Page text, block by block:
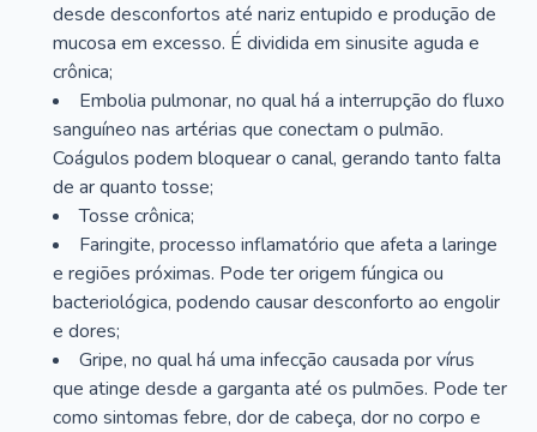
desde desconfortos até nariz entupido e produção de
mucosa em excesso. É dividida em sinusite aguda e
crônica;
Embolia pulmonar, no qual há a interrupção do fluxo
sanguíneo nas artérias que conectam o pulmão.
Coágulos podem bloquear o canal, gerando tanto falta
de ar quanto tosse;
Tosse crônica;
Faringite, processo inflamatório que afeta a laringe
e regiões próximas. Pode ter origem fúngica ou
bacteriológica, podendo causar desconforto ao engolir
e dores;
Gripe, no qual há uma infecção causada por vírus
que atinge desde a garganta até os pulmões. Pode ter
como sintomas febre, dor de cabeça, dor no corpo e